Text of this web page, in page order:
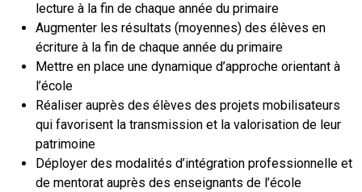
lecture à la fin de chaque année du primaire
Augmenter les résultats (moyennes) des élèves en
écriture à la fin de chaque année du primaire
Mettre en place une dynamique d’approche orientant à
l’école
Réaliser auprès des élèves des projets mobilisateurs
qui favorisent la transmission et la valorisation de leur
patrimoine
Déployer des modalités d’intégration professionnelle et
de mentorat auprès des enseignants de l’école